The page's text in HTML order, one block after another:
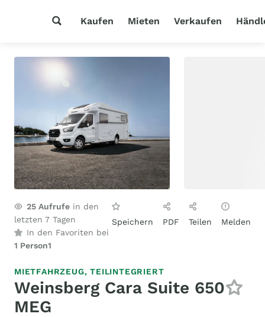
Kaufen Mieten Verkaufen
25 Aufrufe in den
letzten 7 Tagen
In den Favoriten bei
1 Person1
Speichern PDF Teilen Melden
MIETFAHRZEUG,TEILINTEGRIERT
Weinsberg Cara Suite 650
MEG